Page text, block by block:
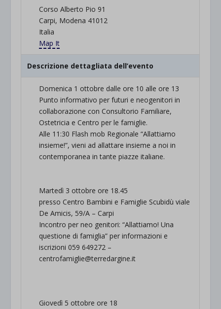
Corso Alberto Pio 91
Carpi, Modena 41012
Italia
Map It
Descrizione dettagliata dell’evento
Domenica 1 ottobre dalle ore 10 alle ore 13
Punto informativo per futuri e neogenitori in
collaborazione con Consultorio Familiare,
Ostetricia e Centro per le famiglie.
Alle 11:30 Flash mob Regionale “Allattiamo
insieme!”, vieni ad allattare insieme a noi in
contemporanea in tante piazze italiane.
Martedì 3 ottobre ore 18.45
presso Centro Bambini e Famiglie Scubidù viale
De Amicis, 59/A – Carpi
Incontro per neo genitori: “Allattiamo! Una
questione di famiglia” per informazioni e
iscrizioni 059 649272 –
centrofamiglie@terredargine.it
Giovedì 5 ottobre ore 18